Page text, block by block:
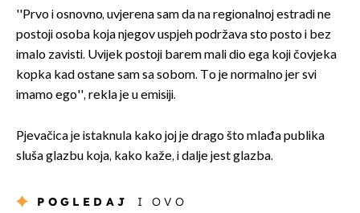
''Prvo i osnovno, uvjerena sam da na regionalnoj estradi ne
postoji osoba koja njegov uspjeh podržava sto posto i bez
imalo zavisti. Uvijek postoji barem mali dio ega koji čovjeka
kopka kad ostane sam sa sobom. To je normalno jer svi
imamo ego'', rekla je u emisiji.
Pjevačica je istaknula kako joj je drago što mlađa publika
sluša glazbu koja, kako kaže, i dalje jest glazba.
POGLEDAJ I OVO